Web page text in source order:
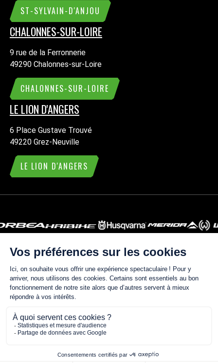
ST-SYLVAIN-D'ANJOU
CHALONNES-SUR-LOIRE
9 rue de la Ferronnerie
49290 Chalonnes-sur-Loire
CHALONNES-SUR-LOIRE
LE LION D'ANGERS
6 Place Gustave Trouvé
49220 Grez-Neuville
LE LION D'ANGERS
ACTUALITÉS
CONTACT
MENTIONS LÉGALES